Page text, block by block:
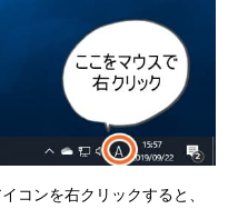
コンを右クリックすると、